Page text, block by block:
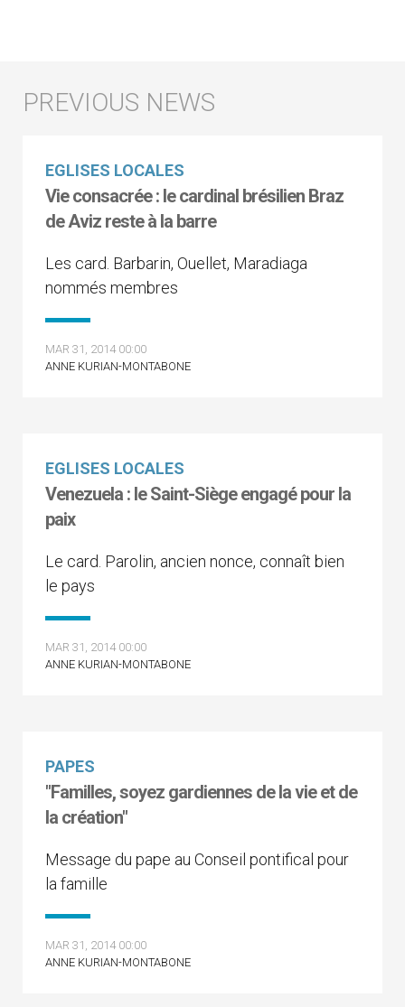
EGLISES LOCALES
Vie consacrée : le cardinal brésilien Braz
de Aviz reste à la barre
Les card. Barbarin, Ouellet, Maradiaga
nommés membres
MAR 31, 2014 00:00
ANNE KURIAN-MONTABONE
EGLISES LOCALES
Venezuela : le Saint-Siège engagé pour la
paix
Le card. Parolin, ancien nonce, connaît bien
le pays
MAR 31, 2014 00:00
ANNE KURIAN-MONTABONE
PAPES
"Familles, soyez gardiennes de la vie et de
la création"
Message du pape au Conseil pontifical pour
la famille
MAR 31, 2014 00:00
ANNE KURIAN-MONTABONE